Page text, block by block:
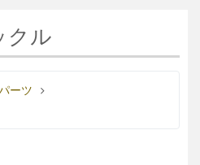
ル
ーツ